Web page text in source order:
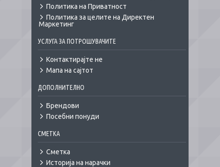
Политика на Приватност
Политика за целите на Директен
Маркетинг
УСЛУГА ЗА ПОТРОШУВАЧИТЕ
Контактирајте не
Мапа на сајтот
ДОПОЛНИТЕЛНО
Брендови
Посебни понуди
СМЕТКА
Сметка
Историја на нарачки